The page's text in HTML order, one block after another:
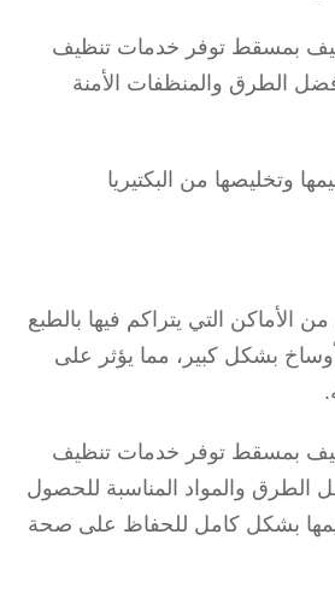
بمسقط توفر خدمات تنظيف
الطرق والمنظفات الأمنة
وتخليصها من البكتيريا
من الأماكن التي يتراكم فيها بالطبع
بشكل كبير، مما يؤثر على
بمسقط توفر خدمات تنظيف
الطرق والمواد المناسبة للحصول
بشكل كامل للحفاظ على صحة